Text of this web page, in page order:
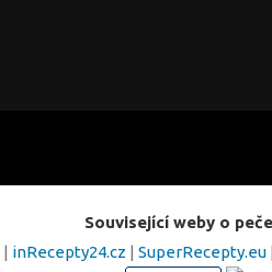
Související weby o
| inRecepty24.cz | SuperRecepty.eu